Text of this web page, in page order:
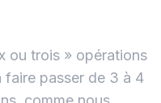
ou trois » opérations
faire passer de 3 à 4